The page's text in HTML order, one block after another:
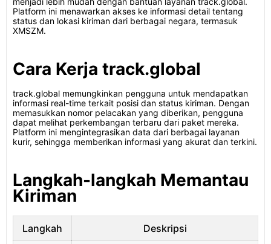
Platform ini menawarkan akses ke informasi detail tentang
status dan lokasi kiriman dari berbagai negara, termasuk
XMSZM.
Cara Kerja track.global
track.global memungkinkan pengguna untuk mendapatkan
informasi real-time terkait posisi dan status kiriman. Dengan
memasukkan nomor pelacakan yang diberikan, pengguna
dapat melihat perkembangan terbaru dari paket mereka.
Platform ini mengintegrasikan data dari berbagai layanan
kurir, sehingga memberikan informasi yang akurat dan terkini.
Langkah-langkah Memantau
Kiriman
Langkah Deskripsi